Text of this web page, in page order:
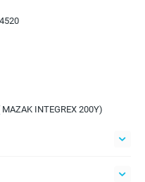
INTEGREX 200Y)